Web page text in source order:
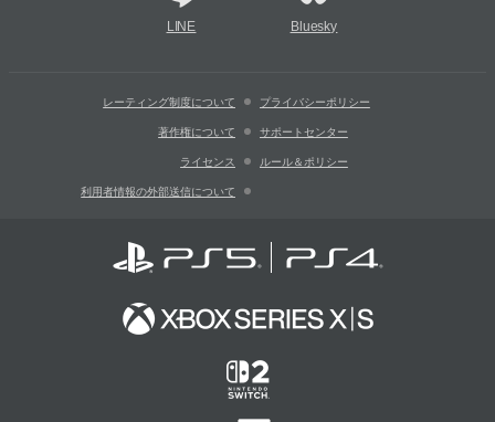
LINE Bluesky
レーティング制度について プライバシーポリシー
著作権について サポートセンター
ライセンス ルール＆ポリシー
利用者情報の外部送信について